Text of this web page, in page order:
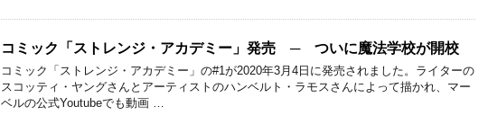
コミック「ストレンジ・アカデミー」発売 ─ ついに魔法学校が開校
コミック「ストレンジ・アカデミー」の#1が2020年3月4日に発売されました。ライターの
スコッティ・ヤングさんとアーティストのハンベルト・ラモスさんによって描かれ、マー
ベルの公式Youtubeでも動画 …